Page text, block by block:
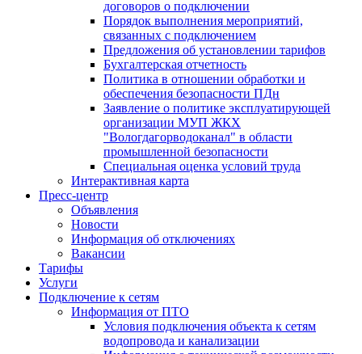
договоров о подключении
Порядок выполнения мероприятий,
связанных с подключением
Предложения об установлении тарифов
Бухгалтерская отчетность
Политика в отношении обработки и
обеспечения безопасности ПДн
Заявление о политике эксплуатирующей
организации МУП ЖКХ
"Вологдагорводоканал" в области
промышленной безопасности
Специальная оценка условий труда
Интерактивная карта
Пресс-центр
Объявления
Новости
Информация об отключениях
Вакансии
Тарифы
Услуги
Подключение к сетям
Информация от ПТО
Условия подключения объекта к сетям
водопровода и канализации